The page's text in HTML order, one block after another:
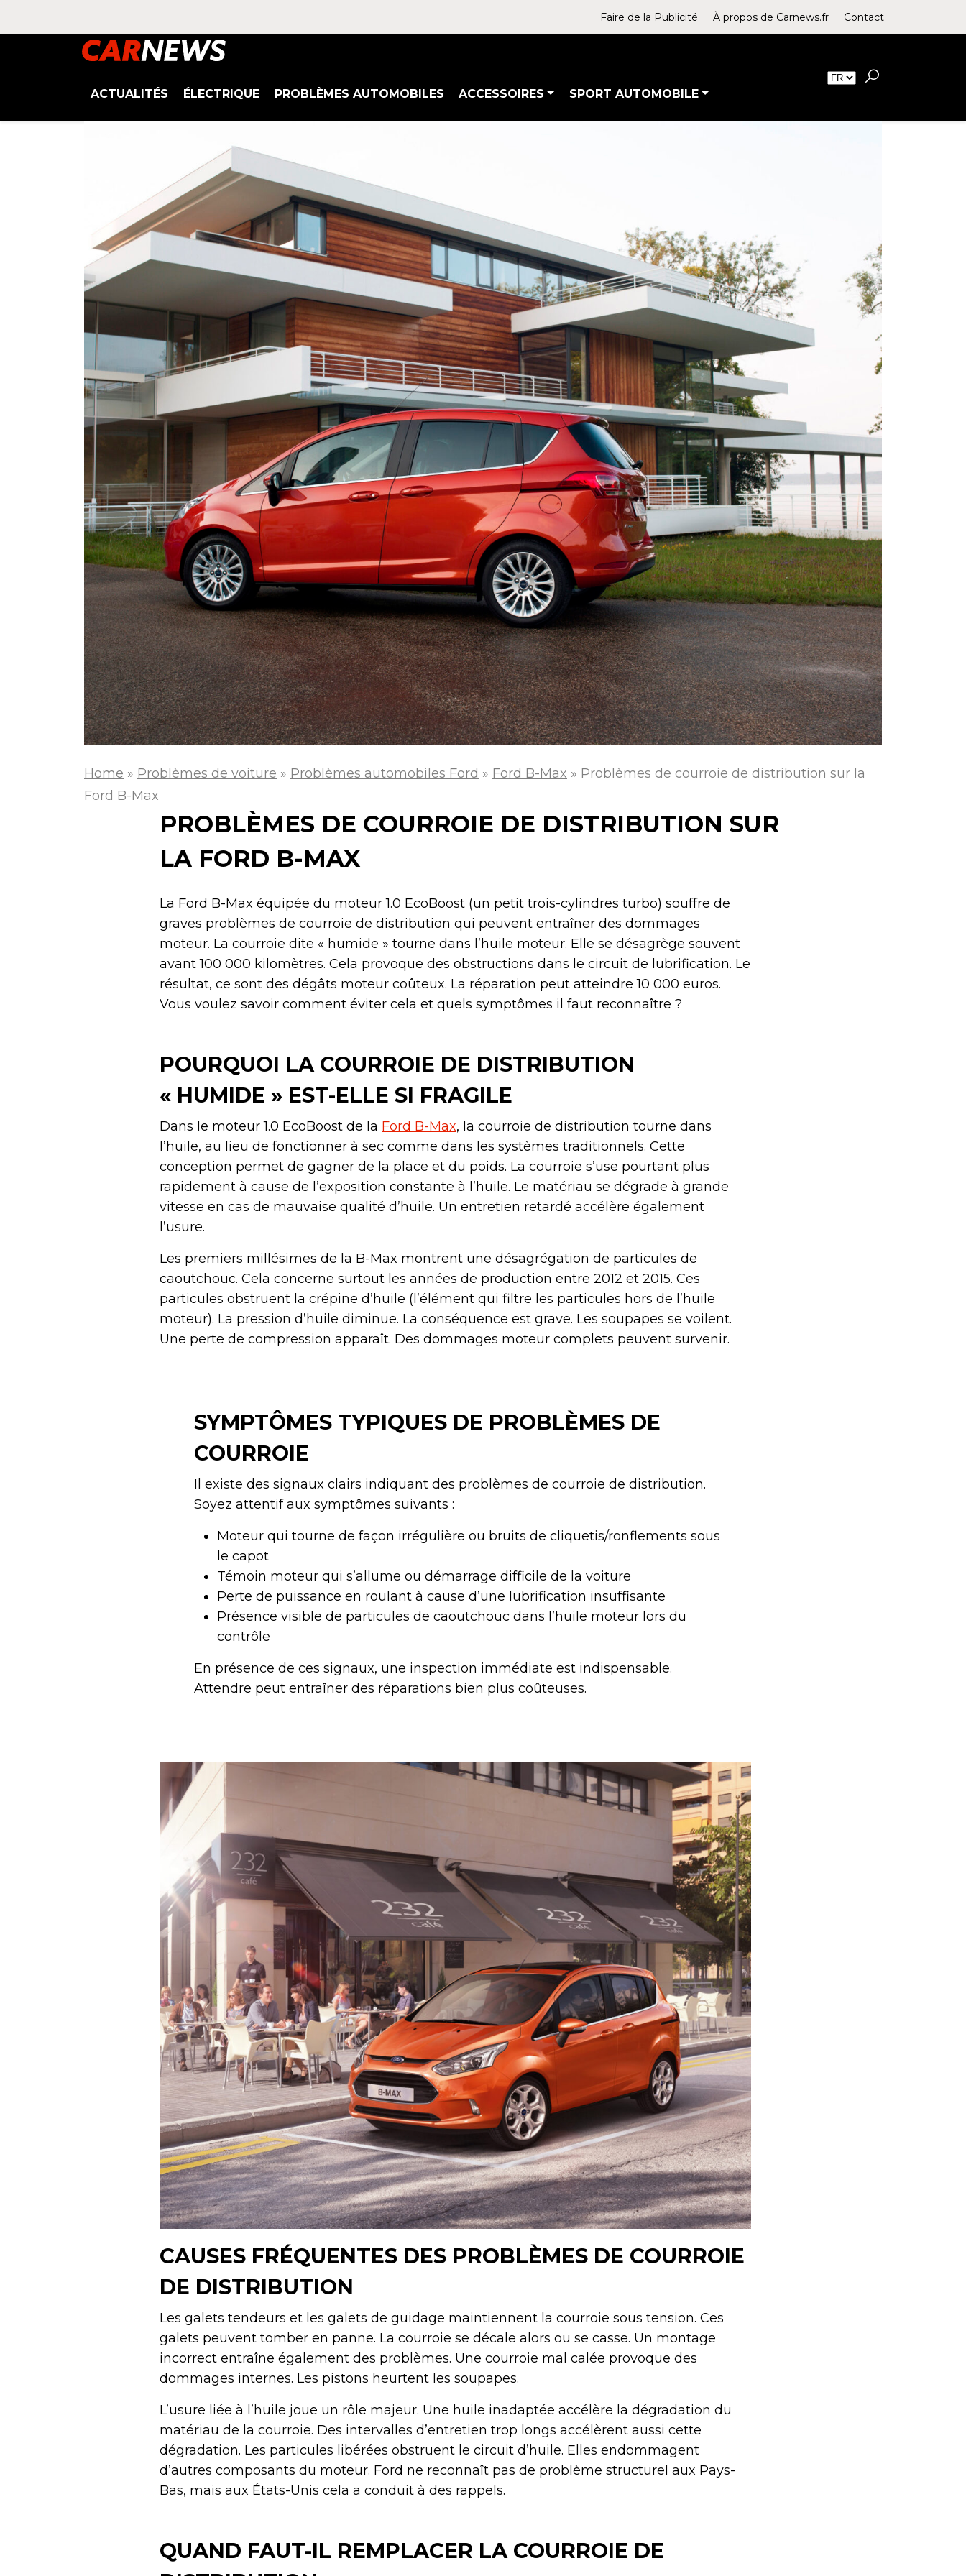
Faire de la Publicité À propos de Carnews.fr Contact
ACTUALITÉS ÉLECTRIQUE PROBLÈMES AUTOMOBILES ACCESSOIRES SPORT AUTOMOBILE
Home » Problèmes de voiture » Problèmes automobiles Ford » Ford B-Max » Problèmes de courroie de distribution sur la
Ford B-Max
PROBLÈMES DE COURROIE DE DISTRIBUTION SUR
LA FORD B-MAX
La Ford B-Max équipée du moteur 1.0 EcoBoost (un petit trois-cylindres turbo) souffre de
graves problèmes de courroie de distribution qui peuvent entraîner des dommages
moteur. La courroie dite « humide » tourne dans l’huile moteur. Elle se désagrège souvent
avant 100 000 kilomètres. Cela provoque des obstructions dans le circuit de lubrification. Le
résultat, ce sont des dégâts moteur coûteux. La réparation peut atteindre 10 000 euros.
Vous voulez savoir comment éviter cela et quels symptômes il faut reconnaître ?
POURQUOI LA COURROIE DE DISTRIBUTION
« HUMIDE » EST-ELLE SI FRAGILE
Dans le moteur 1.0 EcoBoost de la Ford B-Max, la courroie de distribution tourne dans
l’huile, au lieu de fonctionner à sec comme dans les systèmes traditionnels. Cette
conception permet de gagner de la place et du poids. La courroie s’use pourtant plus
rapidement à cause de l’exposition constante à l’huile. Le matériau se dégrade à grande
vitesse en cas de mauvaise qualité d’huile. Un entretien retardé accélère également
l’usure.
Les premiers millésimes de la B-Max montrent une désagrégation de particules de
caoutchouc. Cela concerne surtout les années de production entre 2012 et 2015. Ces
particules obstruent la crépine d’huile (l’élément qui filtre les particules hors de l’huile
moteur). La pression d’huile diminue. La conséquence est grave. Les soupapes se voilent.
Une perte de compression apparaît. Des dommages moteur complets peuvent survenir.
SYMPTÔMES TYPIQUES DE PROBLÈMES DE
COURROIE
Il existe des signaux clairs indiquant des problèmes de courroie de distribution.
Soyez attentif aux symptômes suivants :
Moteur qui tourne de façon irrégulière ou bruits de cliquetis/ronflements sous
le capot
Témoin moteur qui s’allume ou démarrage difficile de la voiture
Perte de puissance en roulant à cause d’une lubrification insuffisante
Présence visible de particules de caoutchouc dans l’huile moteur lors du
contrôle
En présence de ces signaux, une inspection immédiate est indispensable.
Attendre peut entraîner des réparations bien plus coûteuses.
CAUSES FRÉQUENTES DES PROBLÈMES DE COURROIE
DE DISTRIBUTION
Les galets tendeurs et les galets de guidage maintiennent la courroie sous tension. Ces
galets peuvent tomber en panne. La courroie se décale alors ou se casse. Un montage
incorrect entraîne également des problèmes. Une courroie mal calée provoque des
dommages internes. Les pistons heurtent les soupapes.
L’usure liée à l’huile joue un rôle majeur. Une huile inadaptée accélère la dégradation du
matériau de la courroie. Des intervalles d’entretien trop longs accélèrent aussi cette
dégradation. Les particules libérées obstruent le circuit d’huile. Elles endommagent
d’autres composants du moteur. Ford ne reconnaît pas de problème structurel aux Pays-
Bas, mais aux États-Unis cela a conduit à des rappels.
QUAND FAUT-IL REMPLACER LA COURROIE DE